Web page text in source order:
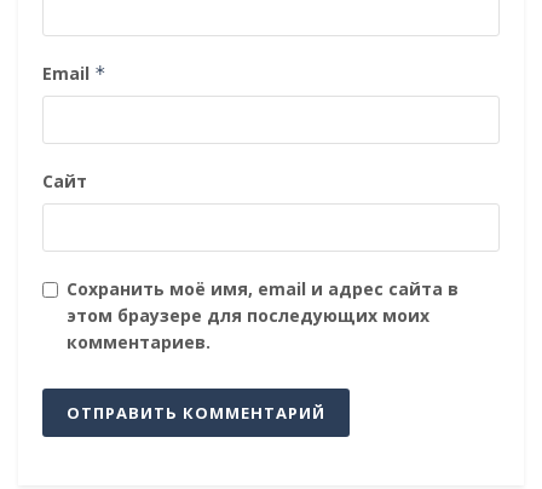
Email *
Сайт
Сохранить моё имя, email и адрес сайта в
этом браузере для последующих моих
комментариев.